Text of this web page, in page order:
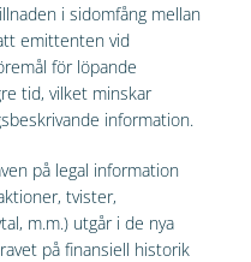
i sidomfång mellan
emittenten vid
för löpande
tid, vilket minskar
information.
på legal information
tvister,
m.m.) utgår i de nya
på finansiell historik